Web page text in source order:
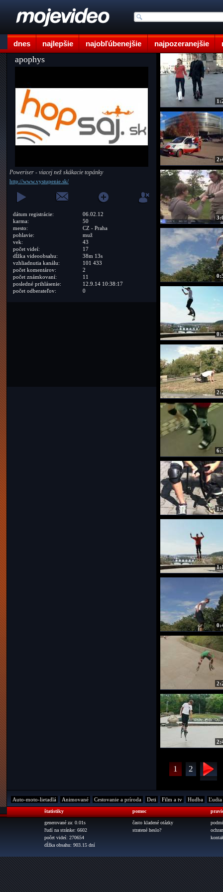
dnes najlepšie najobľúbenejšie najpozeranejšie
apophys
Poweriser - viacej než skákacie topánky
http://www.vystupenie.sk/
dátum registrácie:
06.02.12
karma:
50
mesto:
CZ - Praha
pohlavie:
muž
vek:
43
počet videí:
17
dĺžka videoobsahu:
38m 13s
vzhliadnutia kanálu:
101 433
počet komentárov:
2
počet známkovaní:
11
posledné prihlásenie:
12.9.14 10:38:17
počet odberateľov:
0
1 2
Auto-moto-lietadlá Animované Cestovanie a príroda Deti Film a tv Hudba Ľudia
štatistiky
generované za: 0.01s
ľudí na stránke: 6602
počet videí: 270654
dĺžka obsahu: 903.15 dní
pomoc
často kladené otázky
stratené heslo?